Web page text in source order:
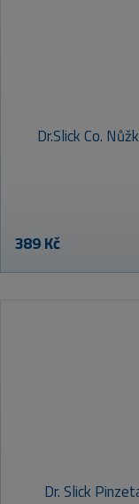
Dr.Slick Co.
389 Kč
Dr. Slick